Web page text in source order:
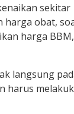
sekitar
obat,
harga
langsung
harus